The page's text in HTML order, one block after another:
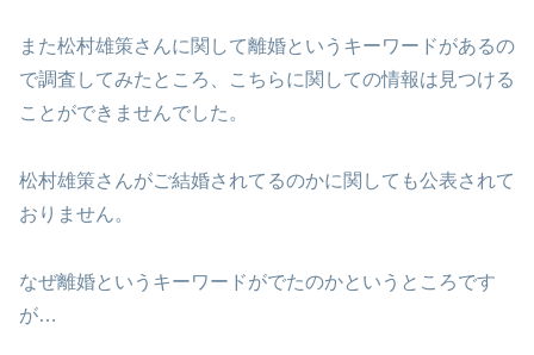
また松村雄策さんに関して離婚というキーワードがあるの
で調査してみたところ、こちらに関しての情報は見つける
ことができませんでした。
松村雄策さんがご結婚されてるのかに関しても公表されて
おりません。
なぜ離婚というキーワードがでたのかというところです
が…